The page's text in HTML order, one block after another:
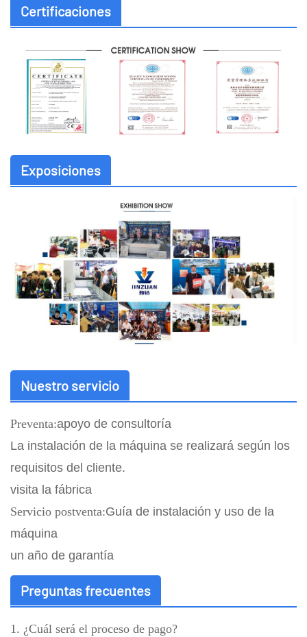
Certificaciones
Exposiciones
Nuestro servicio
Preventa:apoyo de consultoría
La instalación de la máquina se realizará según los
requisitos del cliente.
visita la fábrica
Servicio postventa:Guía de instalación y uso de la
máquina
un año de garantía
Preguntas frecuentes
1. ¿Cuál será el proceso de pago?